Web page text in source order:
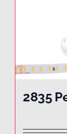
2835